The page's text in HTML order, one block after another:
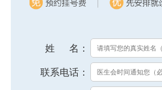
姓 名：
联系电话：